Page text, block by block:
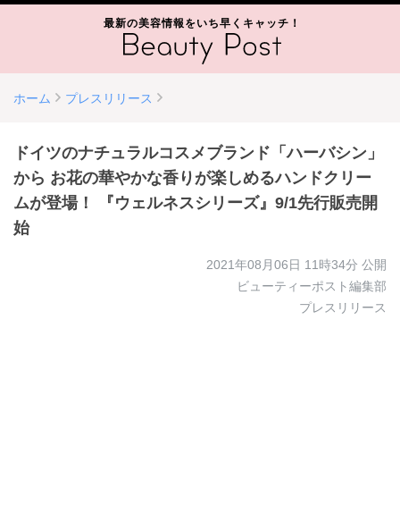
最新の美容情報をいち早くキャッチ！
ホーム プレスリリース
ドイツのナチュラルコスメブランド「ハーバシン」
から お花の華やかな香りが楽しめるハンドクリー
ムが登場！ 『ウェルネスシリーズ』9/1先行販売開
始
2021年08月06日 11時34分 公開
ビューティーポスト編集部
プレスリリース